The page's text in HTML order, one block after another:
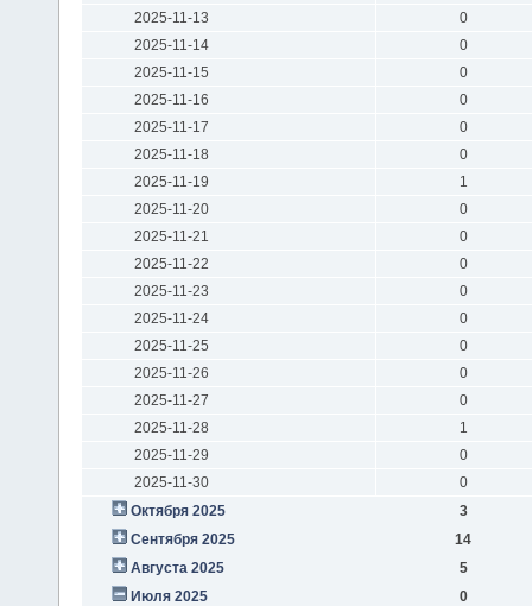
2025-11-13
0
2025-11-14
0
2025-11-15
0
2025-11-16
0
2025-11-17
0
2025-11-18
0
2025-11-19
1
2025-11-20
0
2025-11-21
0
2025-11-22
0
2025-11-23
0
2025-11-24
0
2025-11-25
0
2025-11-26
0
2025-11-27
0
2025-11-28
1
2025-11-29
0
2025-11-30
0
Октября 2025
3
Сентября 2025
14
Августа 2025
5
Июля 2025
0